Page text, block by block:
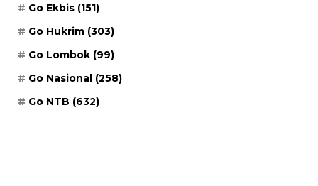
Go Ekbis (151)
Go Hukrim (303)
Go Lombok (99)
Go Nasional (258)
Go NTB (632)